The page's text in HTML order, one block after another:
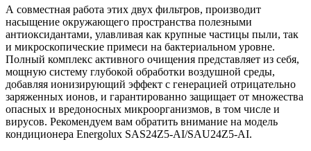
А совместная работа этих двух фильтров, производит
насыщение окружающего пространства полезными
антиоксидантами, улавливая как крупные частицы пыли, так
и микроскопические примеси на бактериальном уровне.
Полный комплекс активного очищения представляет из себя,
мощную систему глубокой обработки воздушной среды,
добавляя ионизирующий эффект с генерацией отрицательно
заряженных ионов, и гарантированно защищает от множества
опасных и вредоносных микроорганизмов, в том числе и
вирусов. Рекомендуем вам обратить внимание на модель
кондиционера Energolux SAS24Z5-AI/SAU24Z5-AI.